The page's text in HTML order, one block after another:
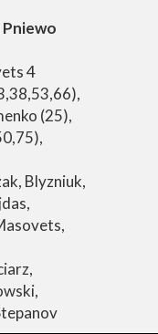
Pniewo
4
(25),
Blyzniuk,